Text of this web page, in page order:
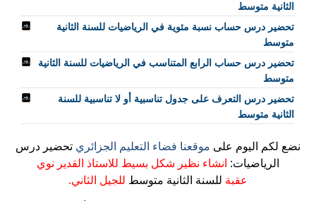
الثانية متوسط
تحضير درس حساب نسبة مئوية في الرياضيات للسنة الثانية
متوسط
تحضير درس حساب الرابع المتناسب في الرياضيات للسنة الثانية
متوسط
تحضير درس التعرف على جدول تناسبية أو لا تناسبية للسنة
الثانية متوسط
نضع لكم اليوم على موقعنا فضاء التعليم الجزائري تحضير درس
الرياضيات: انشاء نظير شكل بسيط للاستاذ القدير نوي
عقبة للسنة الثانية متوسط للجيل الثاني.